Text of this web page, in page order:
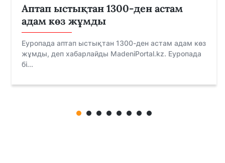
Аптап ыстықтан 1300-ден астам
адам көз жұмды
Еуропада аптап ыстықтан 1300-ден астам адам көз
жұмды, деп хабарлайды MadeniPortal.kz. Еуропада
бі...